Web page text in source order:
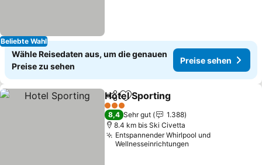
Beliebte Wahl
Wähle Reisedaten aus, um die genauen
Preise zu sehen
Preise sehen
TeilenZu Favoriten hinzufügen
Hotel Sporting
3 Sterne
8,4 Sehr gut
1.388
8.4 km bis Ski Civetta
Entspannender Whirlpool und
Wellnesseinrichtungen